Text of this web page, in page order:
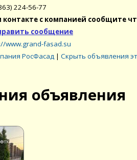
224-56-77
контакте с компанией сообщите
сообщение
www.grand-fasad.su
РосФасад | Скрыть объявления
объявления